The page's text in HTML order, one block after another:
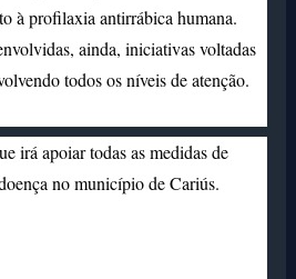
à profilaxia antirrábica humana.
ainda, iniciativas voltadas
todos os níveis de atenção.
irá apoiar todas as medidas de
no município de Cariús.